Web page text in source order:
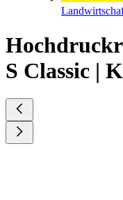
S Classic |